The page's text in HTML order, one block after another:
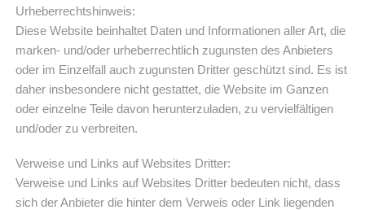
Urheberrechtshinweis:
Diese Website beinhaltet Daten und Informationen aller Art, die
marken- und/oder urheberrechtlich zugunsten des Anbieters
oder im Einzelfall auch zugunsten Dritter geschützt sind. Es ist
daher insbesondere nicht gestattet, die Website im Ganzen
oder einzelne Teile davon herunterzuladen, zu vervielfältigen
und/oder zu verbreiten.
Verweise und Links auf Websites Dritter:
Verweise und Links auf Websites Dritter bedeuten nicht, dass
sich der Anbieter die hinter dem Verweis oder Link liegenden